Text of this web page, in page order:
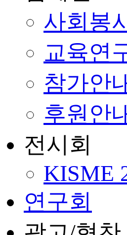
사회봉
교육연
참가안
후원안
전시회
KISME
연구회